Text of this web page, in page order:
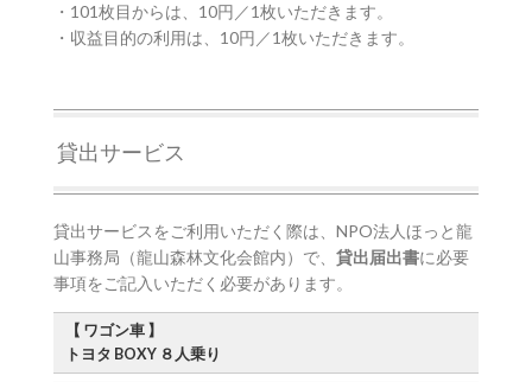
・101枚目からは、10円／1枚いただきます。
・収益目的の利用は、10円／1枚いただきます。
貸出サービス
貸出サービスをご利用いただく際は、NPO法人ほっと龍
山事務局（龍山森林文化会館内）で、 貸出届出書に必要
事項をご記入いただく必要があります。
【 ワゴン車 】
トヨタ BOXY ８人乗り